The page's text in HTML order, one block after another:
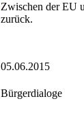
Zwischen der EU
zurück.
05.06.2015
Bürgerdialoge